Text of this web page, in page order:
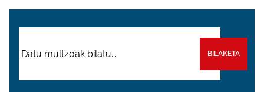
BILAKETA